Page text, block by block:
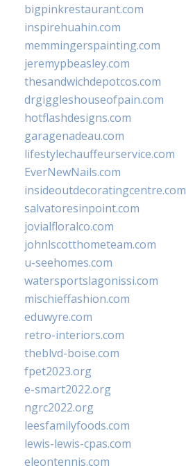
bigpinkrestaurant.com
inspirehuahin.com
memmingerspainting.com
jeremypbeasley.com
thesandwichdepotcos.com
drgiggleshouseofpain.com
hotflashdesigns.com
garagenadeau.com
lifestylechauffeurservice.com
EverNewNails.com
insideoutdecoratingcentre.com
salvatoresinpoint.com
jovialfloralco.com
johnlscotthometeam.com
u-seehomes.com
watersportslagonissi.com
mischieffashion.com
eduwyre.com
retro-interiors.com
theblvd-boise.com
fpet2023.org
e-smart2022.org
ngrc2022.org
leesfamilyfoods.com
lewis-lewis-cpas.com
eleontennis.com